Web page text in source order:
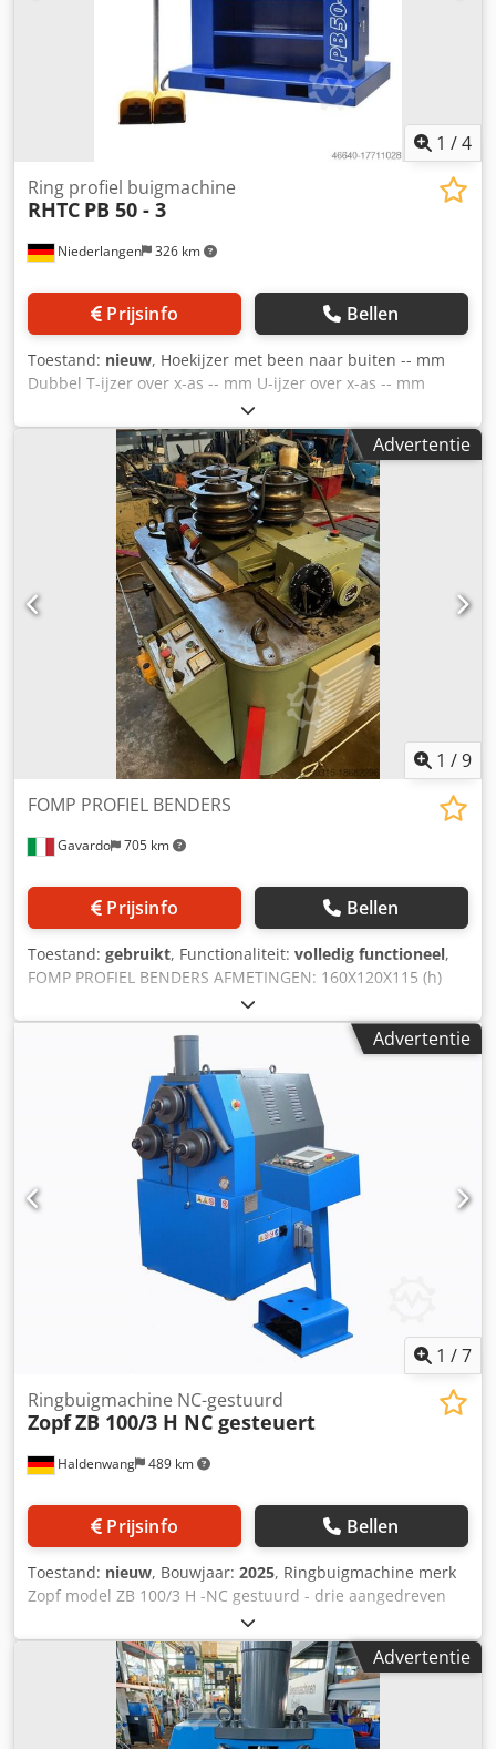
1 /4
Niederlangen 326 km
Ring profiel buigmachine
RHTC PB 50 - 3
Prijsinfo Bellen
Toestand: nieuw, Hoekijzer met been naar buiten -- mm
Dubbel T-ijzer over x-as -- mm U-ijzer over x-as -- mm
Asdiameter 50 mm Rol Ø 150 mm Projectie 120 mm Codpju
Rt Sysfx Alasha Totaal benodigd vermogen 1,5 kW
Machinegewicht ca. 0,36 t Benodigde ruimte ca. 1,1 x 0,8 x
1,4 m De PB 50-3 is een profielbuigmachine met
handmatige verstelling van de toprol Bovenrol via een
handwiel. De profielbuigmachine kan worden gebruikt in
verticale en horizontale werkposities en is uitgerust met
drie aangedreven rollen. De tussen twee of drie
aangedreven rollen kan eenvoudig worden gewisseld met
de hendel aan de zijkant van de machine. - Handmatige
verstelling van de bovenrol met een handwiel - Verticale
en horizontale werkopties - 3 aangedreven rollen -
Geleverd met een standaard rollenset - Voetpedaal
Advertentie
1 /9
Gavardo 705 km
FOMP PROFIEL BENDERS
Prijsinfo Bellen
Toestand: gebruikt, Functionaliteit: volledig functioneel,
FOMP PROFIEL BENDERS AFMETINGEN: 160X120X115 (h)
cm, GEWICHT: 1300 KG Csdpfxov Ifq Ee Alaeha
Advertentie
1 /7
Haldenwang 489 km
Ringbuigmachine NC-gestuurd
ZopfZB 100/3 H NC gesteuert
Prijsinfo Bellen
Toestand: nieuw, Bouwjaar: 2025, Ringbuigmachine merk
Zopf model ZB 100/3 H -NC gestuurd - drie aangedreven
rollen met gegolfd oppervlak - hydraulische aanvoer van
de bovenste rol - werkpositie horizontaal en verticaal -
lagering van de assen met kegelrollagers - gebruik van
verwisselbare glijrails Cedpfx Aod Ey A Ajlaoha op de
geleideslede - Rollendiameter 215 mm - Asdiameter 60
mm - Asomwentelingen 6 tpm - Aandrijfmotor 1,5 kW -
Advertentie